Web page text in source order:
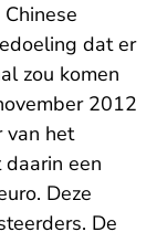
dat er
zou komen
2012
van het
een
Deze
De